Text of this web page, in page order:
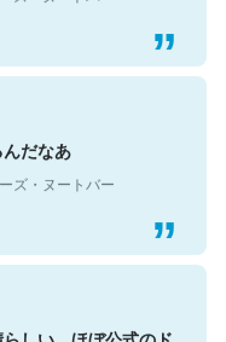
だなあ
しい。ほぼ公式のド